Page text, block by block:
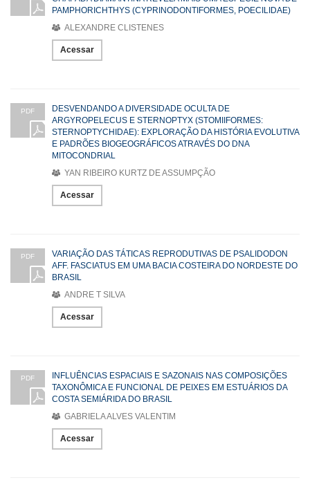
PAMPHORICHTHYS (CYPRINODONTIFORMES, POECILIDAE)
ALEXANDRE CLISTENES
Acessar
PDF
DESVENDANDO A DIVERSIDADE OCULTA DE
ARGYROPELECUS E STERNOPTYX (STOMIIFORMES:
STERNOPTYCHIDAE): EXPLORAÇÃO DA HISTÓRIA EVOLUTIVA
E PADRÕES BIOGEOGRÁFICOS ATRAVÉS DO DNA
MITOCONDRIAL
YAN RIBEIRO KURTZ DE ASSUMPÇÃO
Acessar
PDF
VARIAÇÃO DAS TÁTICAS REPRODUTIVAS DE PSALIDODON
AFF. FASCIATUS EM UMA BACIA COSTEIRA DO NORDESTE DO
BRASIL
ANDRE T SILVA
Acessar
PDF
INFLUÊNCIAS ESPACIAIS E SAZONAIS NAS COMPOSIÇÕES
TAXONÔMICA E FUNCIONAL DE PEIXES EM ESTUÁRIOS DA
COSTA SEMIÁRIDA DO BRASIL
GABRIELA ALVES VALENTIM
Acessar